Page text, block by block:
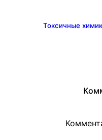
Токсичные